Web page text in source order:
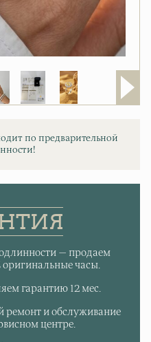
по предварительной
— продаем
оригинальные часы.
гарантию 12 мес.
ремонт и обслуживание
центре.